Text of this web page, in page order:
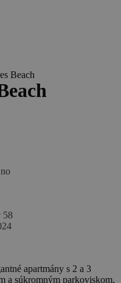
Beach
58
apartmány s 2 a 3
a súkromným parkoviskom,